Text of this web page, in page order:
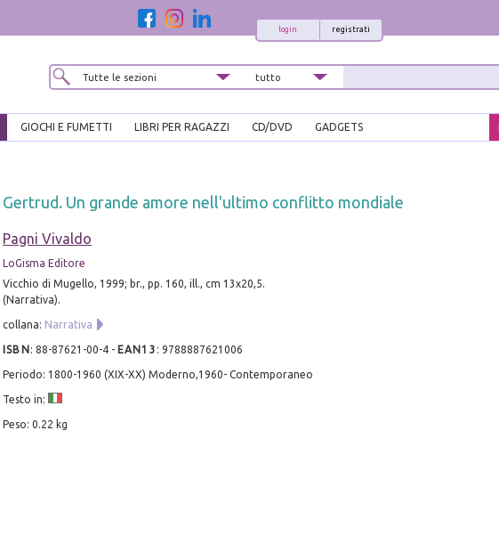
registrati
login
GIOCHI E FUMETTI LIBRI PER RAGAZZI CD/DVD GADGETS
Gertrud. Un grande amore nell'ultimo conflitto mondiale
Pagni Vivaldo
LoGisma Editore
Vicchio di Mugello, 1999; br., pp. 160, ill., cm 13x20,5.
(Narrativa).
collana: Narrativa
ISBN : 88-87621-00-4- EAN13 : 9788887621006
Periodo: 1800-1960 (XIX-XX) Moderno,1960- Contemporaneo
Testo in:
Peso: 0.22 kg